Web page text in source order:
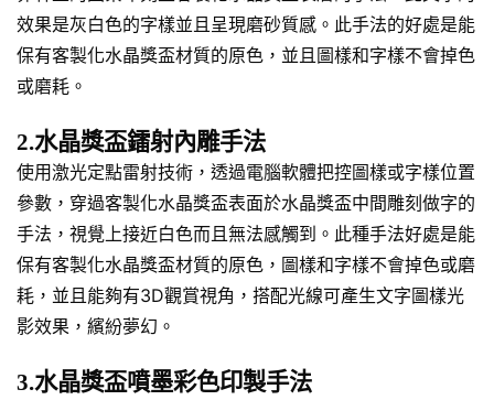
效果是灰白色的字樣並且呈現磨砂質感。此手法的好處是能
保有客製化水晶獎盃材質的原色，並且圖樣和字樣不會掉色
或磨耗。
2.水晶獎盃鐳射內雕手法
使用激光定點雷射技術，透過電腦軟體把控圖樣或字樣位置
參數，穿過客製化水晶獎盃表面於水晶獎盃中間雕刻做字的
手法，視覺上接近白色而且無法感觸到。此種手法好處是能
保有客製化水晶獎盃材質的原色，圖樣和字樣不會掉色或磨
耗，並且能夠有3D觀賞視角，搭配光線可產生文字圖樣光
影效果，繽紛夢幻。
3.水晶獎盃噴墨彩色印製手法